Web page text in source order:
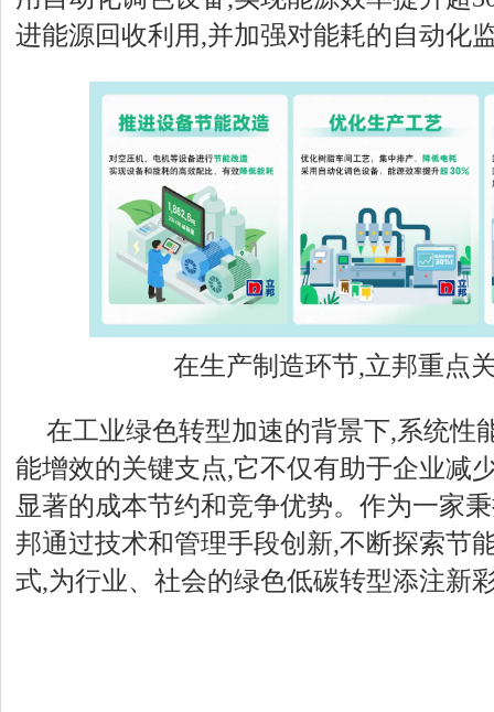
进能源回收利用,并加强对能耗的自动化
在生产制造环节,立邦重点
在工业绿色转型加速的背景下,系统性
能增效的关键支点,它不仅有助于企业减
显著的成本节约和竞争优势。作为一家
邦通过技术和管理手段创新,不断探索节
式,为行业、社会的绿色低碳转型添注新